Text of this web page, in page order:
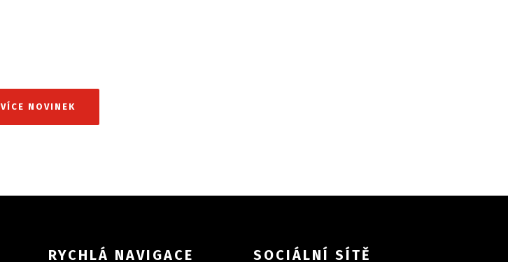
VÍCE NOVINEK
RYCHLÁ NAVIGACE SOCIÁLNÍ SÍTĚ